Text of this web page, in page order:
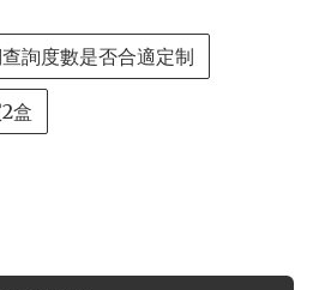
詢度數是否合適定制
盒